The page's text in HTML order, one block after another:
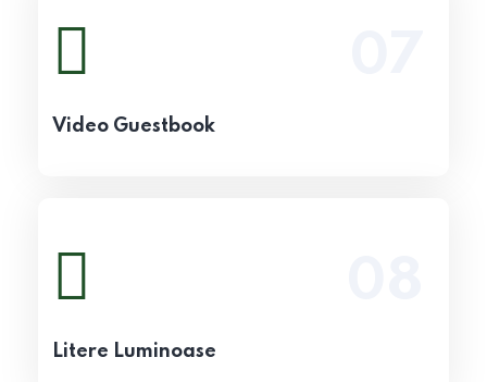
Video Guestbook
Litere Luminoase